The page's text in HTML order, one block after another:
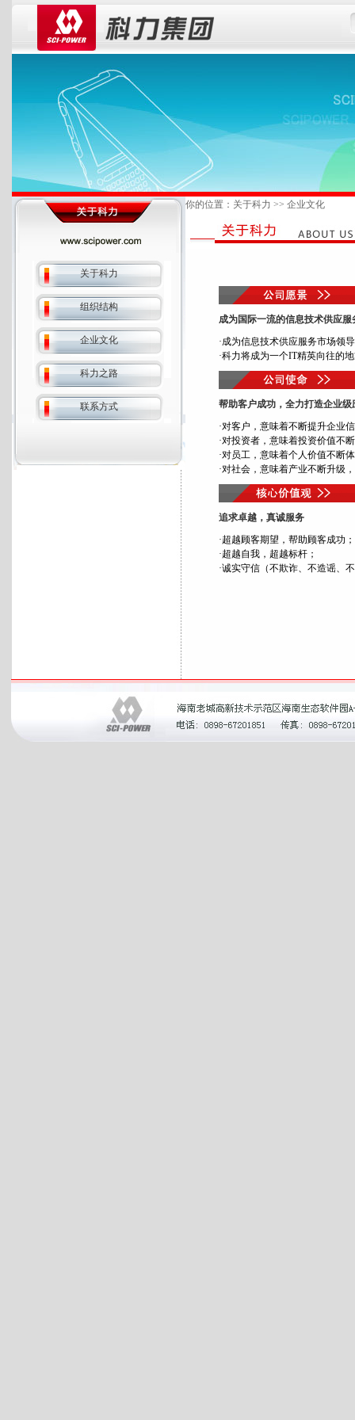
关于科力
组织结构
企业文化
科力之路
联系方式
你的位置：关于科力 >> 企业文化
成为国际一流的信息技术供应服
·成为信息技术供应服务市场领
·科力将成为一个IT精英向往的
帮助客户成功，全力打造企业级
·对客户，意味着不断提升企业
·对投资者，意味着投资价值不
·对员工，意味着个人价值不断
·对社会，意味着产业不断升级
追求卓越，真诚服务
·超越顾客期望，帮助顾客成功；
·超越自我，超越标杆；
·诚实守信（不欺诈、不造谣、